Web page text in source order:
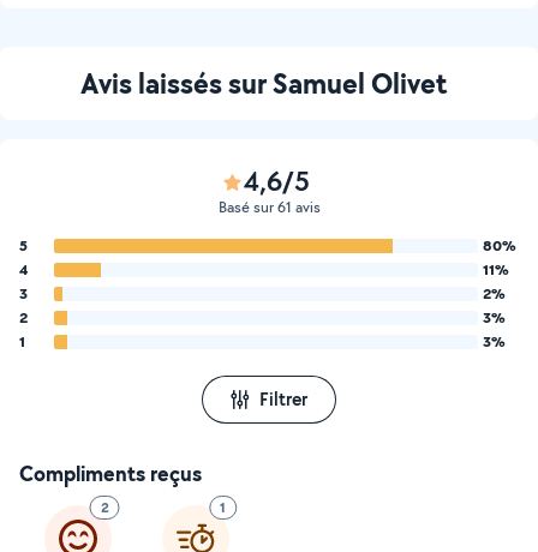
Avis laissés sur Samuel Olivet
4,6/5
Basé sur 61 avis
5
80%
4
11%
3
2%
2
3%
1
3%
Filtrer
Compliments reçus
2 1